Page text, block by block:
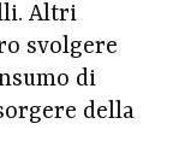
Altri
svolgere
di
della